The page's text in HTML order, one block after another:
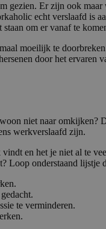
gezien. Er zijn ook
echt verslaafd is
om er vanaf te
moeilijk te
door het ervaren
niet naar omkijken?
werkverslaafd zijn.
en het je niet al te
Loop onderstaand lijstje
te verminderen.